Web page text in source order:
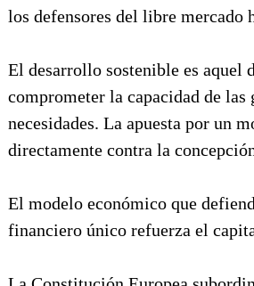
los defensores del libre mercado
El desarrollo sostenible es aquel
comprometer la capacidad de las
necesidades. La apuesta por un
directamente contra la
El modelo económico que
financiero único refuerza el